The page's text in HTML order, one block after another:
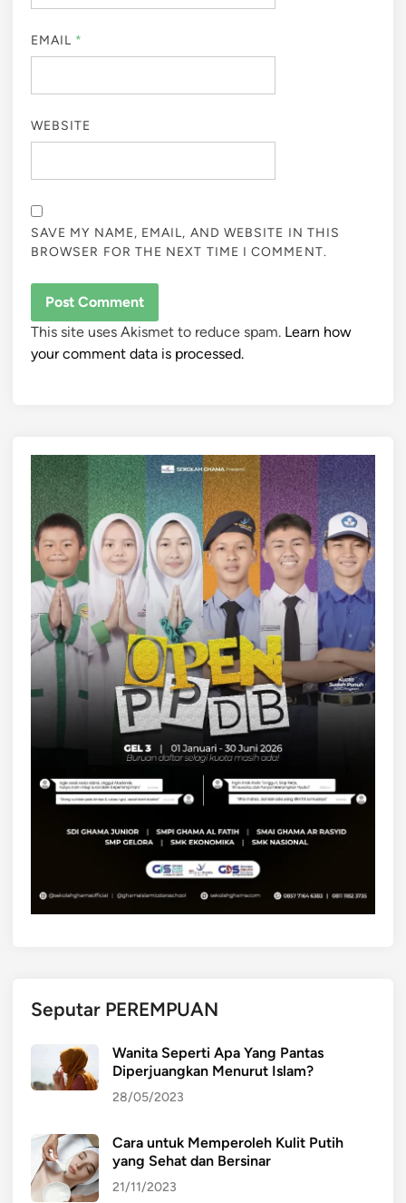
EMAIL *
WEBSITE
SAVE MY NAME, EMAIL, AND WEBSITE IN THIS
BROWSER FOR THE NEXT TIME I COMMENT.
This site uses Akismet to reduce spam. Learn how
your comment data is processed.
Seputar PEREMPUAN
Wanita Seperti Apa Yang Pantas
Diperjuangkan Menurut Islam?
28/05/2023
Cara untuk Memperoleh Kulit Putih
yang Sehat dan Bersinar
21/11/2023